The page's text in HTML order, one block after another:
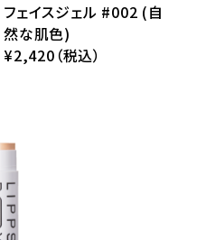
フェイスジェル #002 (自
然な肌色)
¥2,420（税込）